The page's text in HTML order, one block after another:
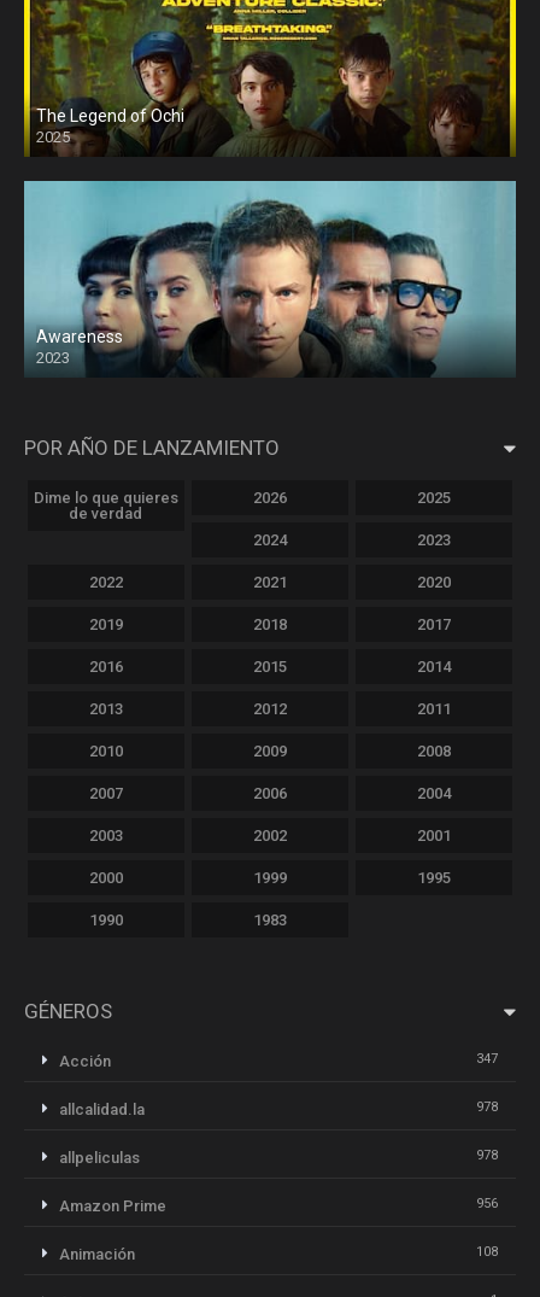
The Legend of Ochi
2025
Awareness
2023
POR AÑO DE LANZAMIENTO
Dime lo que quieres
de verdad
2026 2025
2024 2023
2022 2021 2020
2019 2018 2017
2016 2015 2014
2013 2012 2011
2010 2009 2008
2007 2006 2004
2003 2002 2001
2000 1999 1995
1990 1983
GÉNEROS
Acción 347
allcalidad.la 978
allpeliculas 978
Amazon Prime 956
Animación 108